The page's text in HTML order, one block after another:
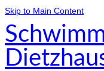
Skip to Main Content